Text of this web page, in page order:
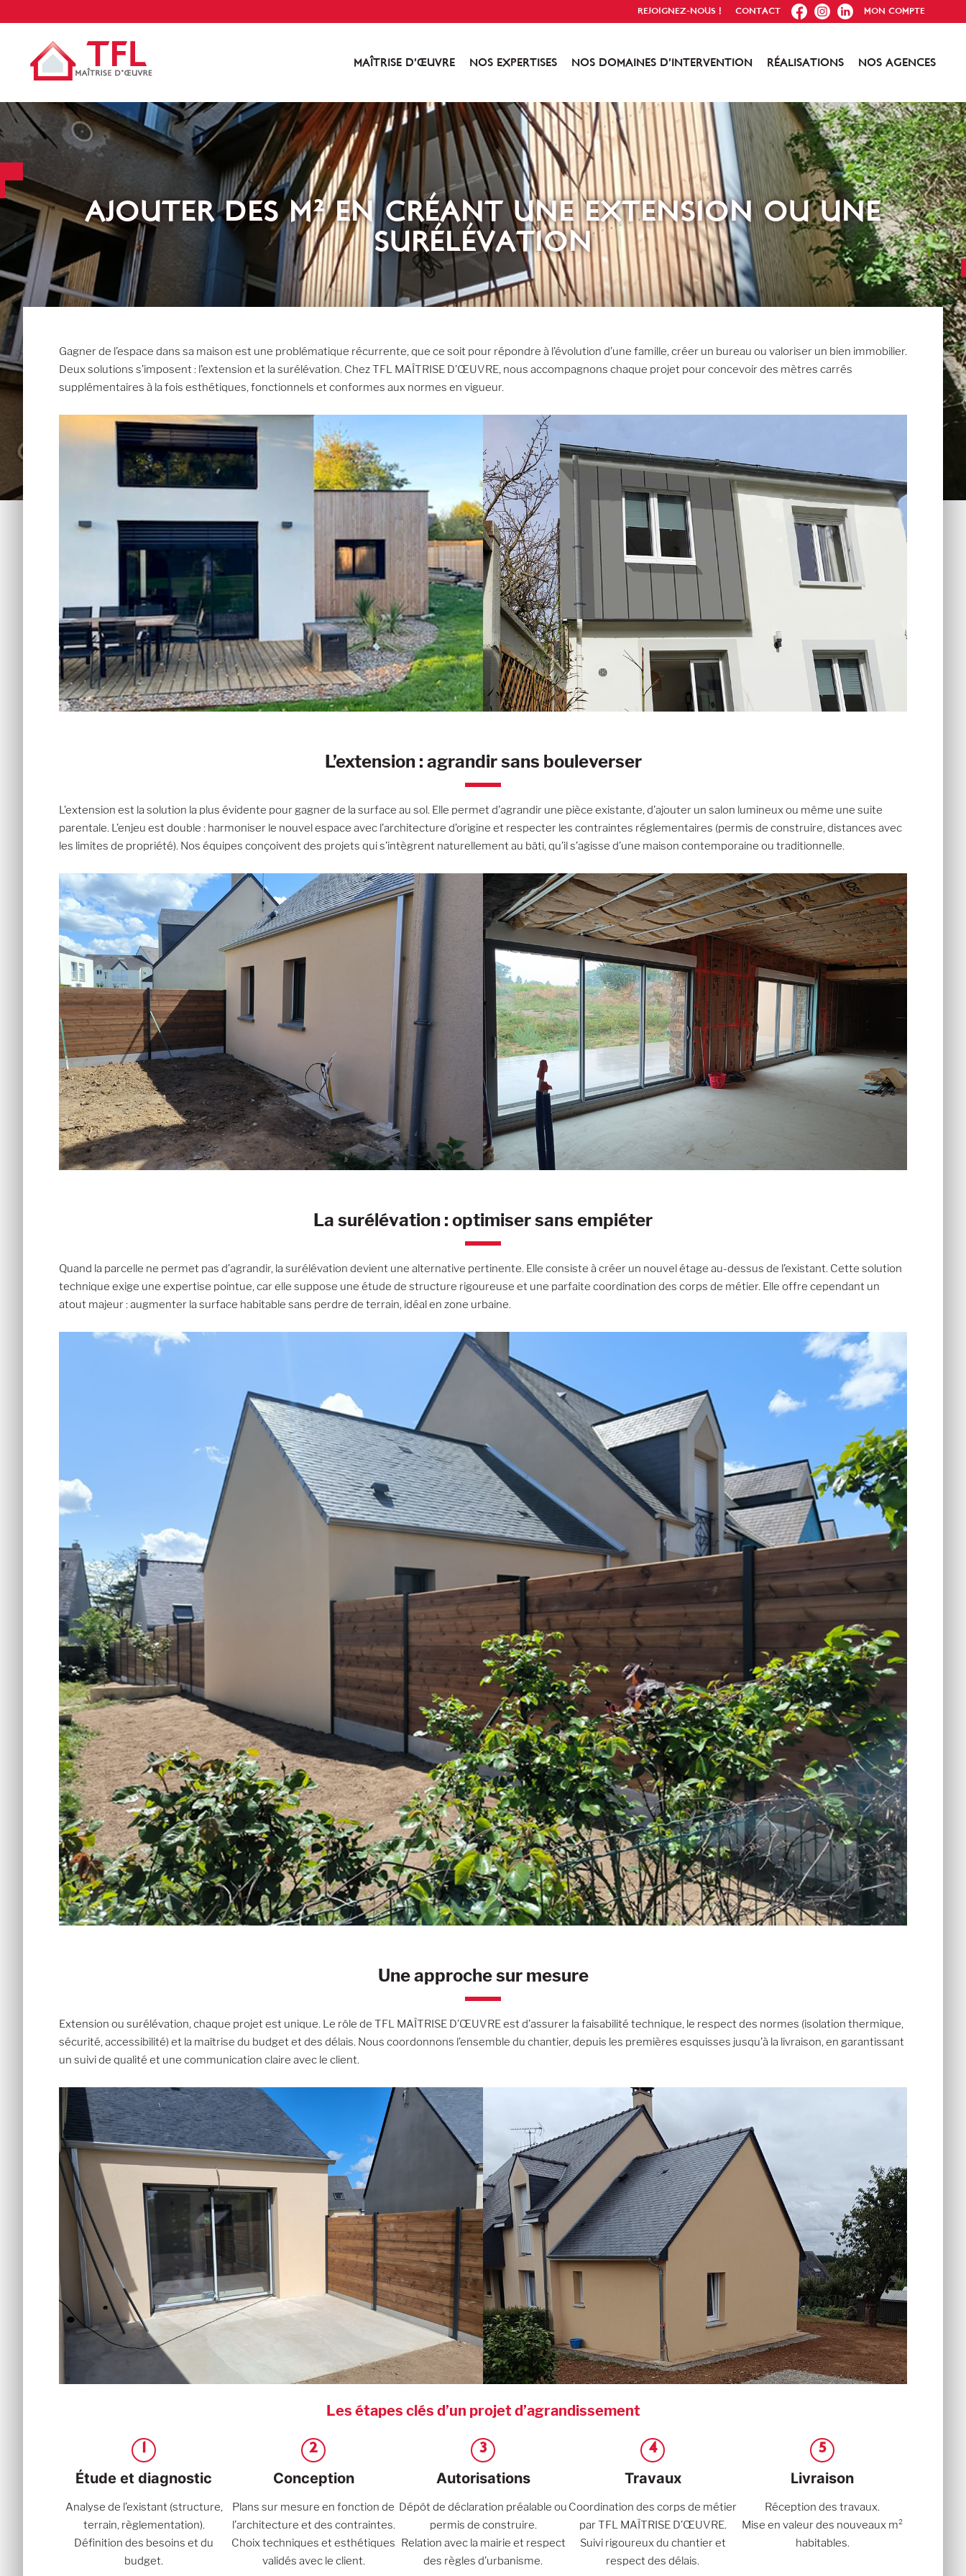
REJOIGNEZ-NOUS ! CONTACT FB IG IN MON COMPTE
MAÎTRISE D’ŒUVRE NOS EXPERTISES NOS DOMAINES D’INTERVENTION RÉALISATIONS NOS AGENCES
AJOUTER DES M² EN CRÉANT UNE EXTENSION OU UNE
SURÉLÉVATION
Gagner de l’espace dans sa maison est une problématique récurrente, que ce soit pour répondre à l’évolution d’une famille, créer un bureau ou valoriser un bien immobilier.
Deux solutions s’imposent : l’extension et la surélévation. Chez TFL MAÎTRISE D’ŒUVRE, nous accompagnons chaque projet pour concevoir des mètres carrés
supplémentaires à la fois esthétiques, fonctionnels et conformes aux normes en vigueur.
L’extension : agrandir sans bouleverser
L’extension est la solution la plus évidente pour gagner de la surface au sol. Elle permet d’agrandir une pièce existante, d’ajouter un salon lumineux ou même une suite
parentale. L’enjeu est double : harmoniser le nouvel espace avec l’architecture d’origine et respecter les contraintes réglementaires (permis de construire, distances avec
les limites de propriété). Nos équipes conçoivent des projets qui s’intègrent naturellement au bâti, qu’il s’agisse d’une maison contemporaine ou traditionnelle.
La surélévation : optimiser sans empiéter
Quand la parcelle ne permet pas d’agrandir, la surélévation devient une alternative pertinente. Elle consiste à créer un nouvel étage au-dessus de l’existant. Cette solution
technique exige une expertise pointue, car elle suppose une étude de structure rigoureuse et une parfaite coordination des corps de métier. Elle offre cependant un
atout majeur : augmenter la surface habitable sans perdre de terrain, idéal en zone urbaine.
Une approche sur mesure
Extension ou surélévation, chaque projet est unique. Le rôle de TFL MAÎTRISE D’ŒUVRE est d’assurer la faisabilité technique, le respect des normes (isolation thermique,
sécurité, accessibilité) et la maîtrise du budget et des délais. Nous coordonnons l’ensemble du chantier, depuis les premières esquisses jusqu’à la livraison, en garantissant
un suivi de qualité et une communication claire avec le client.
Les étapes clés d’un projet d’agrandissement
1
Étude et diagnostic
Analyse de l’existant (structure,
terrain, règlementation).
Définition des besoins et du
budget.
2
Conception
Plans sur mesure en fonction de
l’architecture et des contraintes.
Choix techniques et esthétiques
validés avec le client.
3
Autorisations
Dépôt de déclaration préalable ou
permis de construire.
Relation avec la mairie et respect
des règles d’urbanisme.
4
Travaux
Coordination des corps de métier
par TFL MAÎTRISE D’ŒUVRE.
Suivi rigoureux du chantier et
respect des délais.
5
Livraison
Réception des travaux.
Mise en valeur des nouveaux m²
habitables.